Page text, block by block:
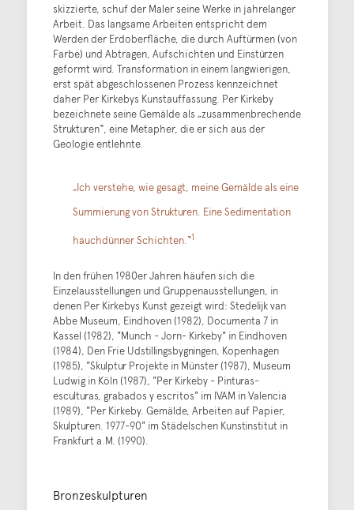
skizzierte, schuf der Maler seine Werke in jahrelanger
Arbeit. Das langsame Arbeiten entspricht dem
Werden der Erdoberfläche, die durch Auftürmen (von
Farbe) und Abtragen, Aufschichten und Einstürzen
geformt wird. Transformation in einem langwierigen,
erst spät abgeschlossenen Prozess kennzeichnet
daher Per Kirkebys Kunstauffassung. Per Kirkeby
bezeichnete seine Gemälde als „zusammenbrechende
Strukturen“, eine Metapher, die er sich aus der
Geologie entlehnte.
„Ich verstehe, wie gesagt, meine Gemälde als eine
Summierung von Strukturen. Eine Sedimentation
hauchdünner Schichten.“1
In den frühen 1980er Jahren häufen sich die
Einzelausstellungen und Gruppenausstellungen, in
denen Per Kirkebys Kunst gezeigt wird: Stedelijk van
Abbe Museum, Eindhoven (1982), Documenta 7 in
Kassel (1982), "Munch - Jorn- Kirkeby" in Eindhoven
(1984), Den Frie Udstillingsbygningen, Kopenhagen
(1985), "Skulptur Projekte in Münster (1987), Museum
Ludwig in Köln (1987), "Per Kirkeby - Pinturas-
esculturas, grabados y escritos" im IVAM in Valencia
(1989), "Per Kirkeby. Gemälde, Arbeiten auf Papier,
Skulpturen. 1977-90" im Städelschen Kunstinstitut in
Frankfurt a.M. (1990).
Bronzeskulpturen